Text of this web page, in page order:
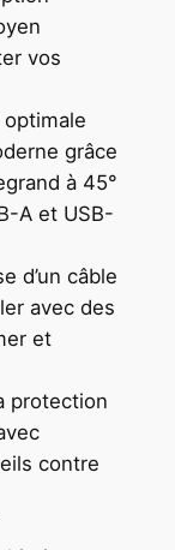
vos
grâce
à 45°
A et USB-
d’un câble
avec des
et
protection
contre